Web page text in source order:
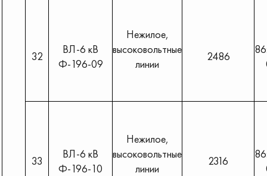
32
ВЛ-6 кВ
Ф-196-09
Нежилое,
высоковольтные
линии
2486
33
ВЛ-6 кВ
Ф-196-10
Нежилое,
высоковольтные
линии
2316